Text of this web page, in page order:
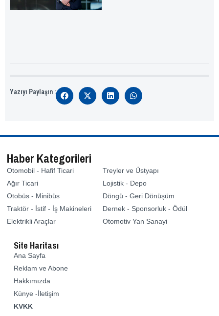
Yazıyı Paylaşın :
Haber Kategorileri
Otomobil - Hafif Ticari
Ağır Ticari
Otobüs - Minibüs
Traktör - İstif - İş Makineleri
Elektrikli Araçlar
Treyler ve Üstyapı
Lojistik - Depo
Döngü - Geri Dönüşüm
Dernek - Sponsorluk - Ödül
Otomotiv Yan Sanayi
Site Haritası
Ana Sayfa
Reklam ve Abone
Hakkımızda
Künye -İletişim
KVKK